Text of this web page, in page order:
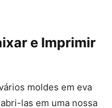
e Imprimir
moldes em eva
las em uma nossa